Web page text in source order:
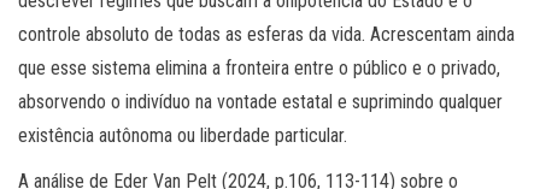
controle absoluto de todas as esferas da vida. Acrescentam ainda
que esse sistema elimina a fronteira entre o público e o privado,
absorvendo o indivíduo na vontade estatal e suprimindo qualquer
existência autônoma ou liberdade particular.
A análise de Eder Van Pelt (2024, p.106, 113-114) sobre o